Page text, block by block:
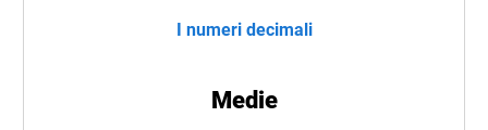
I numeri decimali
Medie